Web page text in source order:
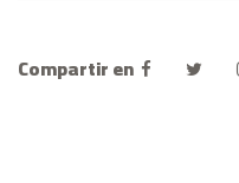
Compartir en